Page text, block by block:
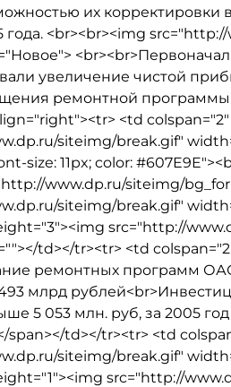
их
года. <br><br><img
увеличение чистой
ремонтной
<td
siteimg/break.gif"
size: 11px; color:
www.dp.ru/siteimg/
siteimg/break.gif"
src="http://
td></tr><tr> <td
ремонтных программ ОАО
493 млрд
5 053 млн. руб, за 2005
span></td></tr><tr> <td
siteimg/break.gif"
src="http://